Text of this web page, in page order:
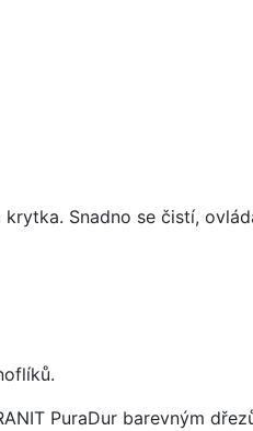
Snadno se čistí,
PuraDur barevným